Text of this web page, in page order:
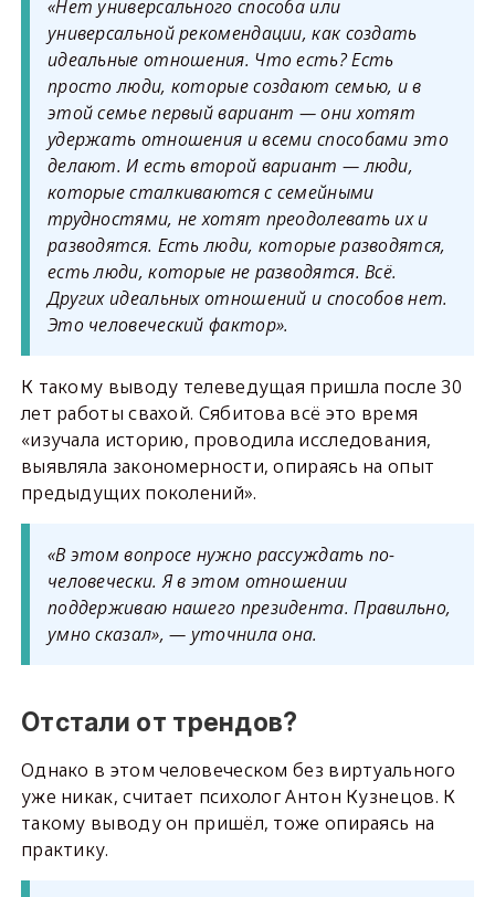
«Нет универсального способа или
универсальной рекомендации, как создать
идеальные отношения. Что есть? Есть
просто люди, которые создают семью, и в
этой семье первый вариант — они хотят
удержать отношения и всеми способами это
делают. И есть второй вариант — люди,
которые сталкиваются с семейными
трудностями, не хотят преодолевать их и
разводятся. Есть люди, которые разводятся,
есть люди, которые не разводятся. Всё.
Других идеальных отношений и способов нет.
Это человеческий фактор».
К такому выводу телеведущая пришла после 30
лет работы свахой. Сябитова всё это время
«изучала историю, проводила исследования,
выявляла закономерности, опираясь на опыт
предыдущих поколений».
«В этом вопросе нужно рассуждать по-
человечески. Я в этом отношении
поддерживаю нашего президента. Правильно,
умно сказал», — уточнила она.
Отстали от трендов?
Однако в этом человеческом без виртуального
уже никак, считает психолог Антон Кузнецов. К
такому выводу он пришёл, тоже опираясь на
практику.